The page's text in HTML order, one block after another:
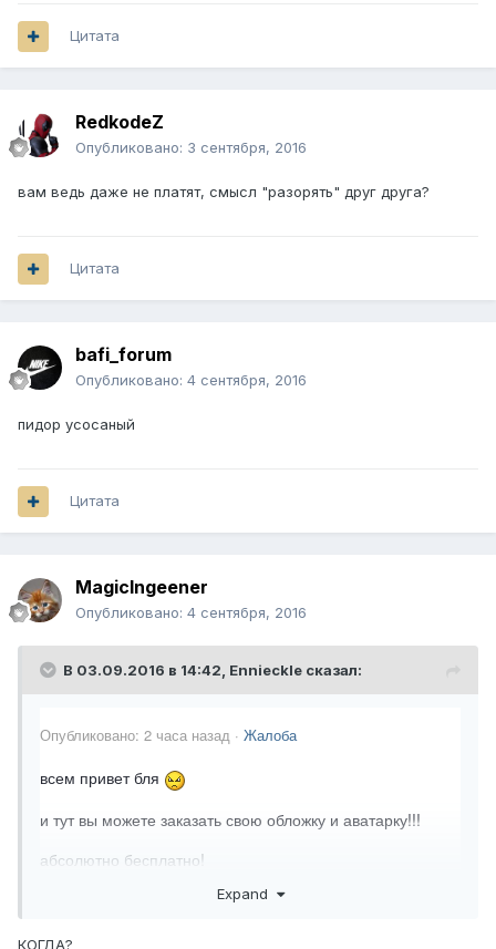
Цитата
RedkodeZ
Опубликовано: 3 сентября, 2016
вам ведь даже не платят, смысл "разорять" друг друга?
Цитата
bafi_forum
Опубликовано: 4 сентября, 2016
пидор усосаный
Цитата
MagicIngeener
Опубликовано: 4 сентября, 2016
В 03.09.2016 в 14:42, Ennieckle сказал:
Опубликовано: 2 часа назад · Жалоба
всем привет бля
и тут вы можете заказать свою обложку и аватарку!!!
абсолютно бесплатно!
1.сама картинка напирмер: космос
Expand
КОГДА?